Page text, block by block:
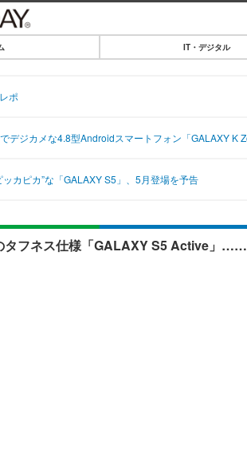
ショッピング
エンタメTOP
音楽
ライフTOP
ペット
IT・デジタル
ポ
デジカメな4.8型Androidスマートフォン「GALAXY
ッカピカ”な「GALAXY S5」、5月登場を予告
タフネス仕様「GALAXY S5 Active」